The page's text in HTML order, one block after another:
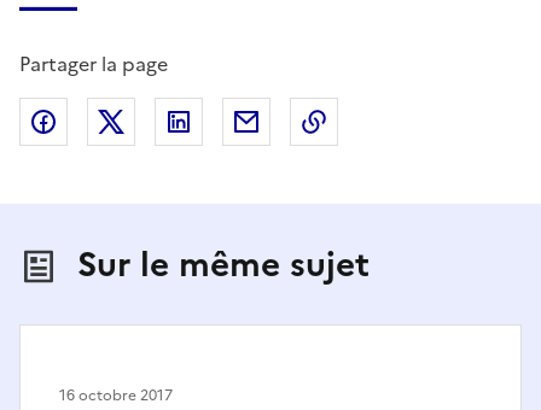
Partager la page
Partager sur Facebook
Partager sur X (anciennement Twitter)
Partager sur LinkedIn
Partager par email
Sur le même sujet
16 octobre 2017